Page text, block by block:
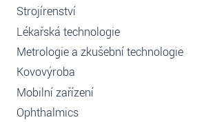
Strojírenství
Lékařská technologie
Metrologie a zkušební technologie
Kovovýroba
Mobilní zařízení
Ophthalmics